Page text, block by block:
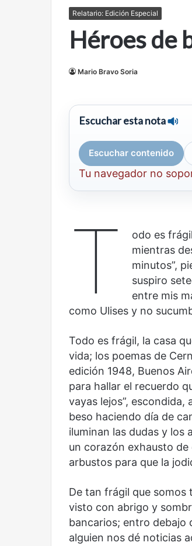
Relatario: Edición Especial
Héroes de
Mario Bravo Soria
Escuchar esta nota
Escuchar contenido
Tu navegador no
T
odo es
mientras
minutos”,
suspiro
entre mis
como Ulises y no
Todo es frágil, la casa
vida; los poemas de
edición 1948, Buenos
para hallar el recuerdo
vayas lejos”,
beso haciendo día de
iluminan las dudas y los
un corazón exhausto
arbustos para que la
De tan frágil que somos
visto con abrigo y
bancarios; entro debajo
alguien nos dé noticias
Cine, futbol y América Latina: una
mirada diferente
el
El